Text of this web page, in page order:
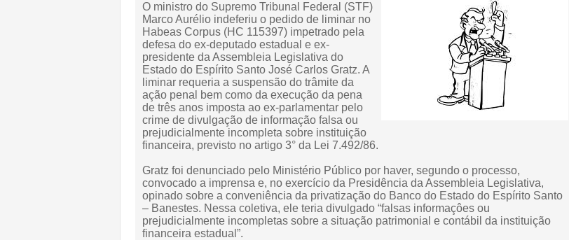
O ministro do Supremo Tribunal Federal (STF)
Marco Aurélio indeferiu o pedido de liminar no
Habeas Corpus (HC 115397) impetrado pela
defesa do ex-deputado estadual e ex-
presidente da Assembleia Legislativa do
Estado do Espírito Santo José Carlos Gratz. A
liminar requeria a suspensão do trâmite da
ação penal bem como da execução da pena
de três anos imposta ao ex-parlamentar pelo
crime de divulgação de informação falsa ou
prejudicialmente incompleta sobre instituição
financeira, previsto no artigo 3° da Lei 7.492/86.
Gratz foi denunciado pelo Ministério Público por haver, segundo o processo,
convocado a imprensa e, no exercício da Presidência da Assembleia Legislativa,
opinado sobre a conveniência da privatização do Banco do Estado do Espírito Santo
– Banestes. Nessa coletiva, ele teria divulgado “falsas informaçôes ou
prejudicialmente incompletas sobre a situação patrimonial e contábil da instituição
financeira estadual”.